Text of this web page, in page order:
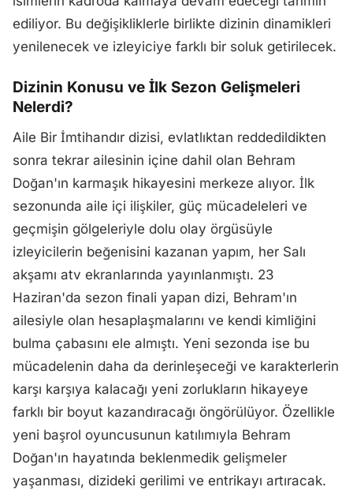
ediliyor. Bu değişikliklerle birlikte dizinin dinamikleri
yenilenecek ve izleyiciye farklı bir soluk getirilecek.
Dizinin Konusu ve İlk Sezon Gelişmeleri
Nelerdi?
Aile Bir İmtihandır dizisi, evlatlıktan reddedildikten
sonra tekrar ailesinin içine dahil olan Behram
Doğan'ın karmaşık hikayesini merkeze alıyor. İlk
sezonunda aile içi ilişkiler, güç mücadeleleri ve
geçmişin gölgeleriyle dolu olay örgüsüyle
izleyicilerin beğenisini kazanan yapım, her Salı
akşamı atv ekranlarında yayınlanmıştı. 23
Haziran'da sezon finali yapan dizi, Behram'ın
ailesiyle olan hesaplaşmalarını ve kendi kimliğini
bulma çabasını ele almıştı. Yeni sezonda ise bu
mücadelenin daha da derinleşeceği ve karakterlerin
karşı karşıya kalacağı yeni zorlukların hikayeye
farklı bir boyut kazandıracağı öngörülüyor. Özellikle
yeni başrol oyuncusunun katılımıyla Behram
Doğan'ın hayatında beklenmedik gelişmeler
yaşanması, dizideki gerilimi ve entrikayı artıracak.